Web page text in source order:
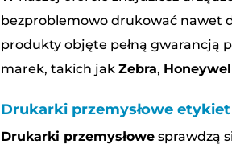
bezproblemowo drukować nawet
produkty objęte pełną gwarancją
marek, takich jakZebra,
Drukarki przemysłowe etykiet
Drukarki przemysłowe sprawdzą